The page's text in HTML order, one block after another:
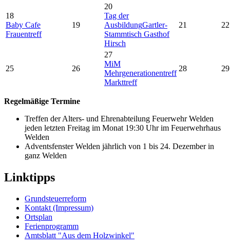
18
Baby Cafe
Frauentreff
19
20
Tag der
AusbildungGartler-
Stammtisch Gasthof
Hirsch
21 22
25 26
27
MiM
Mehrgenerationentreff
Markttreff
28 29
Regelmäßige Termine
Treffen der Alters- und Ehrenabteilung Feuerwehr Welden
jeden letzten Freitag im Monat 19:30 Uhr im Feuerwehrhaus
Welden
Adventsfenster Welden jährlich von 1 bis 24. Dezember in
ganz Welden
Linktipps
Grundsteuerreform
Kontakt (Impressum)
Ortsplan
Ferienprogramm
Amtsblatt "Aus dem Holzwinkel"